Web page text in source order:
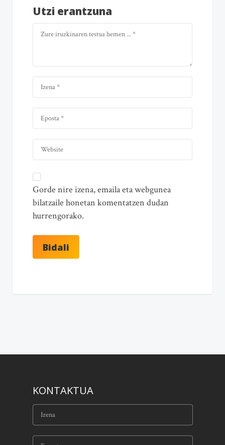
Utzi erantzuna
Gorde nire izena, emaila eta webgunea
bilatzaile honetan komentatzen dudan
hurrengorako.
KONTAKTUA